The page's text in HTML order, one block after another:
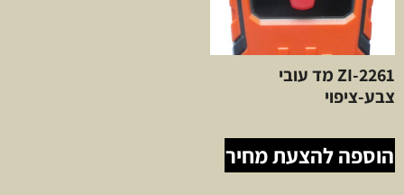
ZI-2261 מד עובי
צבע-ציפוי
הוספה להצעת מחיר